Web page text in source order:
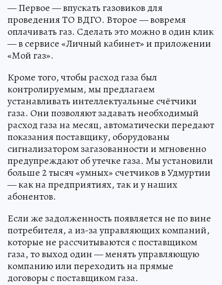
— Первое — впускать газовиков для
проведения ТО ВДГО. Второе — вовремя
оплачивать газ. Сделать это можно в один клик
— в сервисе «Личный кабинет» и приложении
«Мой газ».
Кроме того, чтобы расход газа был
контролируемым, мы предлагаем
устанавливать интеллектуальные счётчики
газа. Они позволяют задавать необходимый
расход газа на месяц, автоматически передают
показания поставщику, оборудованы
сигнализатором загазованности и мгновенно
предупреждают об утечке газа. Мы установили
больше 2 тысяч «умных» счетчиков в Удмуртии
— как на предприятиях, так и у наших
абонентов.
Если же задолженность появляется не по вине
потребителя, а из-за управляющих компаний,
которые не рассчитываются с поставщиком
газа, то выход один — менять управляющую
компанию или переходить на прямые
договоры с поставщиком газа.